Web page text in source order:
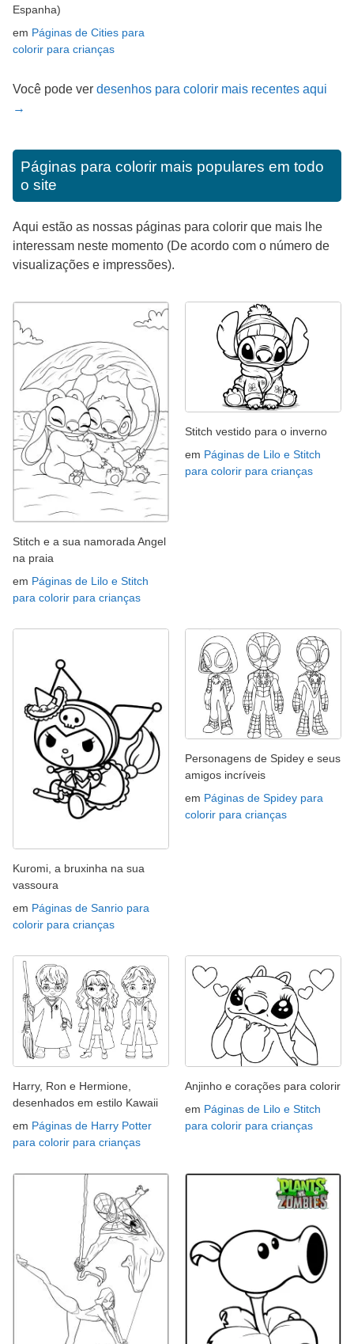
Espanha)
em Páginas de Cities para
colorir para crianças
Você pode ver desenhos para colorir mais recentes aqui
→
Páginas para colorir mais populares em todo
o site
Aqui estão as nossas páginas para colorir que mais lhe
interessam neste momento (De acordo com o número de
visualizações e impressões).
Stitch e a sua namorada Angel
na praia
em Páginas de Lilo e Stitch
para colorir para crianças
Stitch vestido para o inverno
em Páginas de Lilo e Stitch
para colorir para crianças
Kuromi, a bruxinha na sua
vassoura
em Páginas de Sanrio para
colorir para crianças
Personagens de Spidey e seus
amigos incríveis
em Páginas de Spidey para
colorir para crianças
Harry, Ron e Hermione,
desenhados em estilo Kawaii
em Páginas de Harry Potter
para colorir para crianças
Anjinho e corações para colorir
em Páginas de Lilo e Stitch
para colorir para crianças